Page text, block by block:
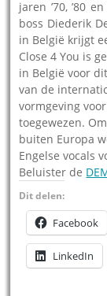
jaren ’70, ’80
boss Diederik
in België krijgt
Close 4 You is
in België voor
van de
vormgeving
toegewezen.
buiten Europa
Engelse vocals
Beluister de
Dit delen:
Facebook
LinkedIn